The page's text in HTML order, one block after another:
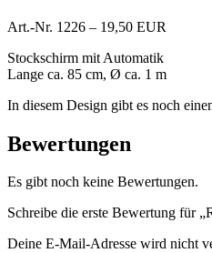
Art.-Nr. 1226 – 19,50 EUR
Stockschirm mit Automatik
Lange ca. 85 cm, Ø ca. 1 m
In diesem Design gibt es noch
Bewertungen
Es gibt noch keine Bewertungen.
Schreibe die erste Bewertung für
Deine E-Mail-Adresse wird nicht